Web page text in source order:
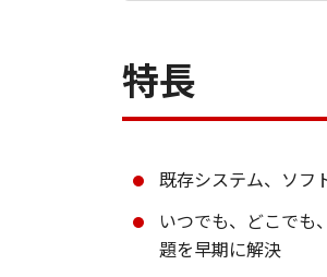
特長
既存システム、ソフ
いつでも、どこでも
題を早期に解決